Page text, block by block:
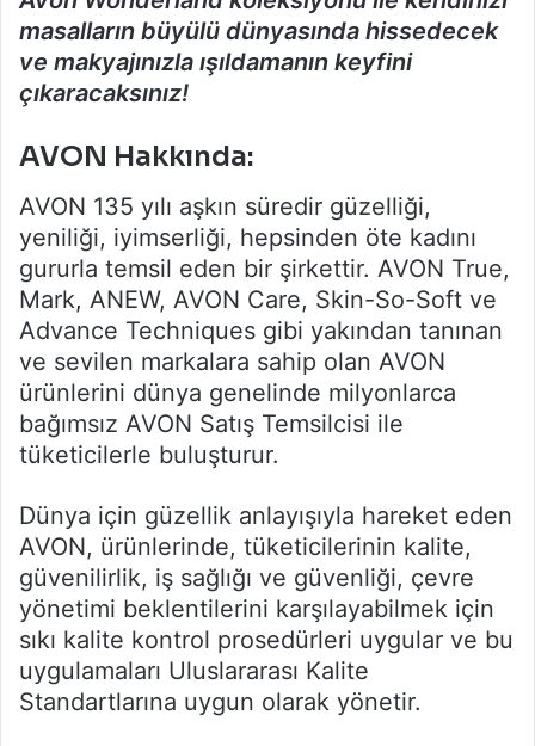
masalların büyülü dünyasında hissedecek
ve makyajınızla ışıldamanın keyfini
çıkaracaksınız!
AVON Hakkında:
AVON 135 yılı aşkın süredir güzelliği,
yeniliği, iyimserliği, hepsinden öte kadını
gururla temsil eden bir şirkettir. AVON True,
Mark, ANEW, AVON Care, Skin-So-Soft ve
Advance Techniques gibi yakından tanınan
ve sevilen markalara sahip olan AVON
ürünlerini dünya genelinde milyonlarca
bağımsız AVON Satış Temsilcisi ile
tüketicilerle buluşturur.
Dünya için güzellik anlayışıyla hareket eden
AVON, ürünlerinde, tüketicilerinin kalite,
güvenilirlik, iş sağlığı ve güvenliği, çevre
yönetimi beklentilerini karşılayabilmek için
sıkı kalite kontrol prosedürleri uygular ve bu
uygulamaları Uluslararası Kalite
Standartlarına uygun olarak yönetir.